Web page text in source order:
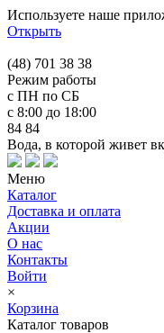
Используете наше
Открыть
(48) 701 38 38
Режим работы
с ПН по СБ
с 8:00 до 18:00
84 84
Вода, в которой живет
Меню
Каталог
Доставка и оплата
Акции
О нас
Контакты
Войти
×
Корзина
Каталог товаров